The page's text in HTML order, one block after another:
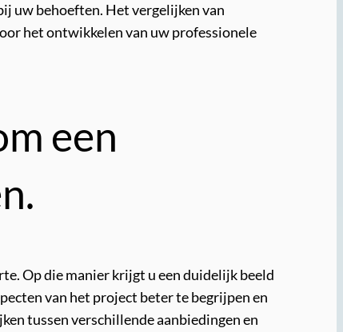
uw behoeften. Het vergelijken van
het ontwikkelen van uw professionele
een
Op die manier krijgt u een duidelijk beeld
van het project beter te begrijpen en
tussen verschillende aanbiedingen en